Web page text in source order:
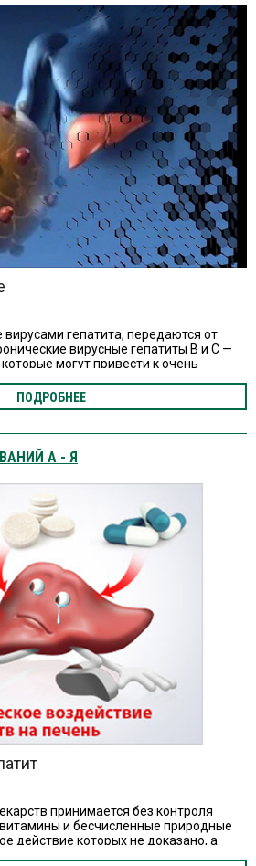
гепатита, передаются от
вирусные гепатиты В и C —
могут привести к очень
ПОДРОБНЕЕ
А - Я
принимается без контроля
и бесчисленные природные
действие которых не доказано, а